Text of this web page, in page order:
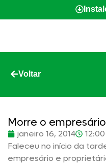
Voltar
Morre o
janeiro 16, 2014
Faleceu no início da
empresário e